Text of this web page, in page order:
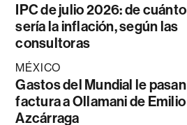
IPC de julio 2026: de cuánto
sería la inflación, según las
consultoras
MÉXICO
Gastos del Mundial le pasan
factura a Ollamani de Emilio
Azcárraga